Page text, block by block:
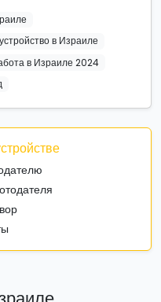
в Израиле
в Израиле 2024